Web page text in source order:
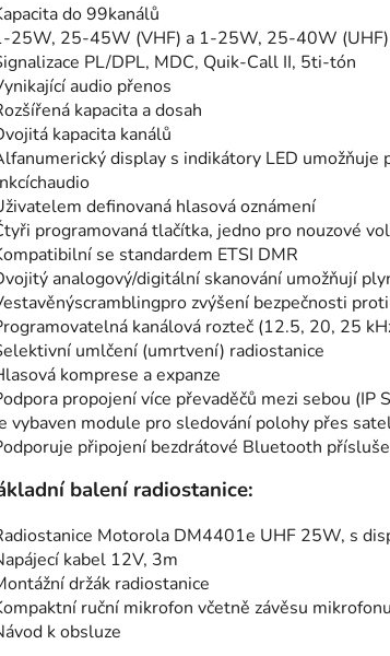
do 99kanálů
25W, 25-45W (VHF) a 1-25W, 25-40W
PL/DPL, MDC, Quik-Call II, 5ti-tón
audio přenos
kapacita a dosah
kapacita kanálů
display s indikátory LED umožňuje
definovaná hlasová oznámení
programovaná tlačítka, jedno pro nouzové
se standardem ETSI DMR
analogový/digitální skanování umožňují
zvýšení bezpečnosti
kanálová rozteč (12.5, 20, 25
umlčení (umrtvení) radiostanice
komprese a expanze
propojení více převaděčů mezi sebou (IP
vybaven module pro sledování polohy přes
připojení bezdrátové Bluetooth
balení radiostanice:
Motorola DM4401e UHF 25W, s
kabel 12V, 3m
držák radiostanice
ruční mikrofon včetně závěsu mikrofonu
k obsluze